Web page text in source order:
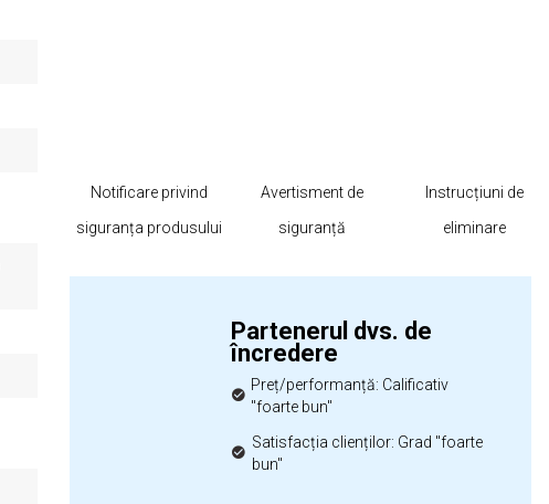
Notificare privind
siguranța produsului
Avertisment de
siguranță
Instrucțiuni de
eliminare
Partenerul dvs. de
încredere
Preț/performanță: Calificativ
"foarte bun"
Satisfacția clienților: Grad "foarte
bun"